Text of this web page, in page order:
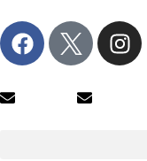
Fraktion